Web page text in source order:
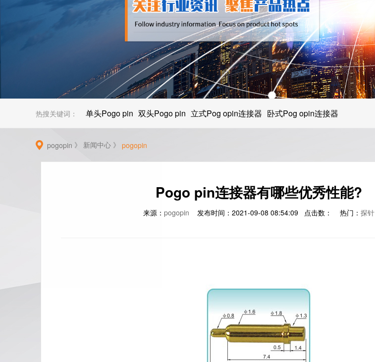
智能家居产品
教育/娱乐电子产品
医疗器械类产品
汽车电子产品
手机消费类电子
热搜关键词： 单头Pogo pin 双头Pogo pin 立式Pog opin连接器 卧式Pog opin连接器
pogopin 》 新闻中心 》 pogopin
Pogo pin连接器有哪些优秀性能?
来源： pogopin 发布时间：2021-09-08 08:54:09 点击数： 热门： 探针